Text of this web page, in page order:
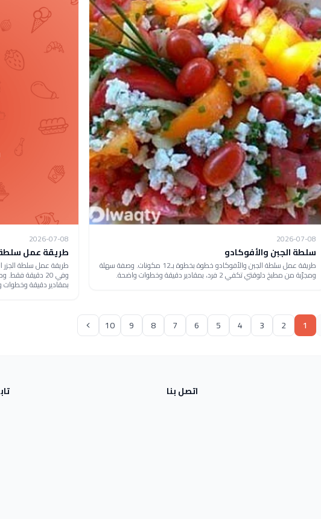
2026-07-08
سلطة الجبن والأفوكادو
طريقة عمل سلطة الجبن والأفوكادو خطوة بخطوة بـ12 مكونات. وصفة سهلة
ومجرّبة من مطبخ دلوقتي تكفي 2 فرد، بمقادير دقيقة وخطوات واضحة.
2026-07-08
طريقة عمل
بمقادير دقيقة
1
2
3
4
5
6
7
8
9
10
اتصل بنا